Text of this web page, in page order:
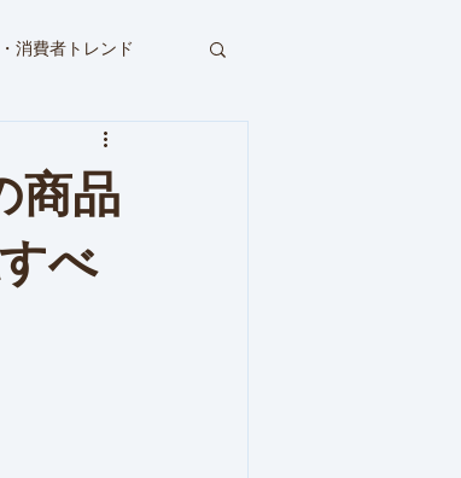
消費者トレンド
商品
べ